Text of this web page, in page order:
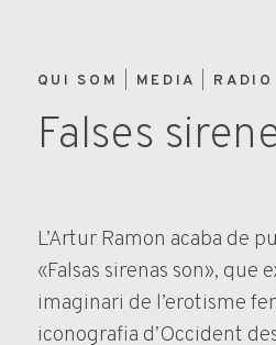
QUI SOM MEDIA RADIO
Falses
L’Artur Ramon acaba de
«Falsas sirenas son», que
imaginari de l’erotisme
iconografia d’Occident